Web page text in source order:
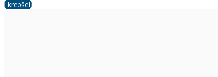
Į krepšelį